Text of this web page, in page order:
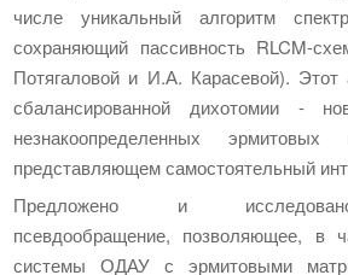
числе уникальный алгоритм
сохраняющий пассивность RLCM-
Потягаловой и И.А. Карасевой). Этот
сбалансированной дихотомии -
незнакоопределенных эрмитовых
представляющем самостоятельный
Предложено и
псевдообращение, позволяющее, в
системы ОДАУ с эрмитовыми